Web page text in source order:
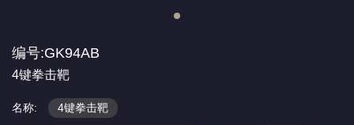
编号:GK94AB
4键拳击靶
名称: 4键拳击靶